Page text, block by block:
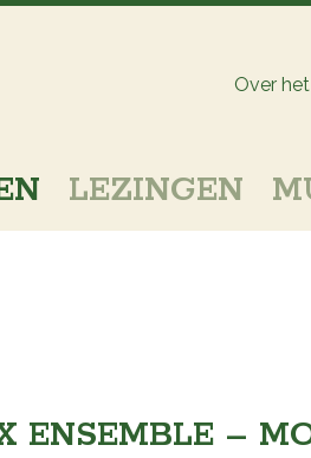
Over
LEZINGEN
ENSEMBLE –